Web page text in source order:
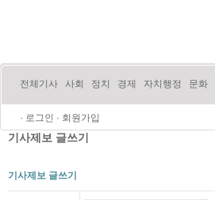
전체기사 사회 정치 경제 자치행정 문화
· 로그인 · 회원가입
기사제보 글쓰기
기사제보 글쓰기